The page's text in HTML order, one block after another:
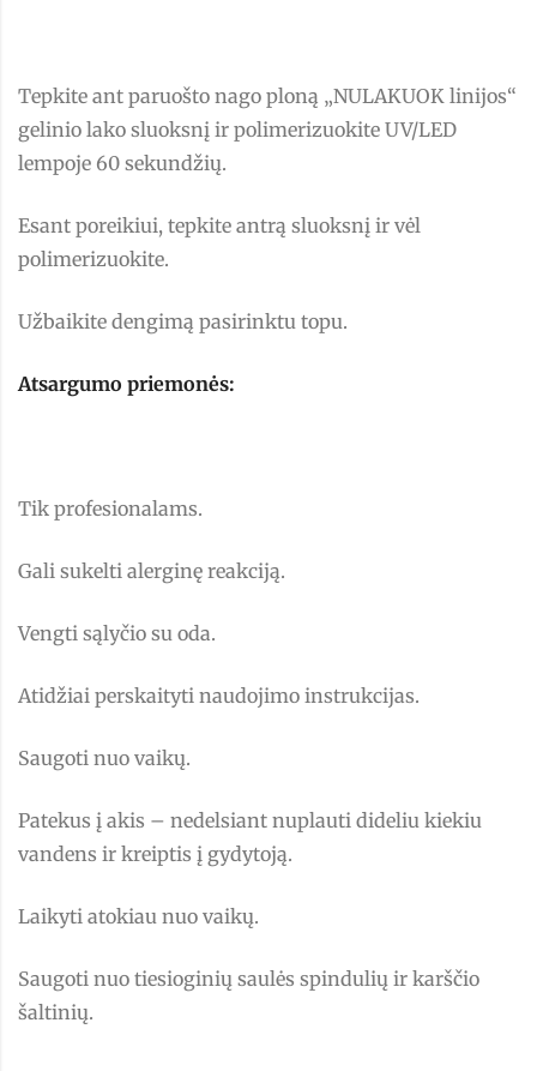
Tepkite ant paruošto nago ploną „NULAKUOK linijos“
gelinio lako sluoksnį ir polimerizuokite UV/LED
lempoje 60 sekundžių.
Esant poreikiui, tepkite antrą sluoksnį ir vėl
polimerizuokite.
Užbaikite dengimą pasirinktu topu.
Atsargumo priemonės:
Tik profesionalams.
Gali sukelti alerginę reakciją.
Vengti sąlyčio su oda.
Atidžiai perskaityti naudojimo instrukcijas.
Saugoti nuo vaikų.
Patekus į akis – nedelsiant nuplauti dideliu kiekiu
vandens ir kreiptis į gydytoją.
Laikyti atokiau nuo vaikų.
Saugoti nuo tiesioginių saulės spindulių ir karščio
šaltinių.